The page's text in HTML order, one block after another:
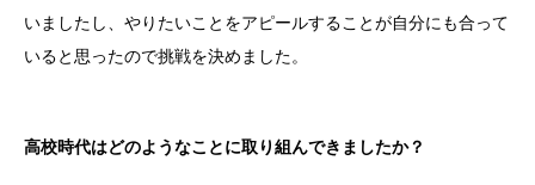
いましたし、やりたいことをアピールすることが自分にも合って
いると思ったので挑戦を決めました。
高校時代はどのようなことに取り組んできましたか？